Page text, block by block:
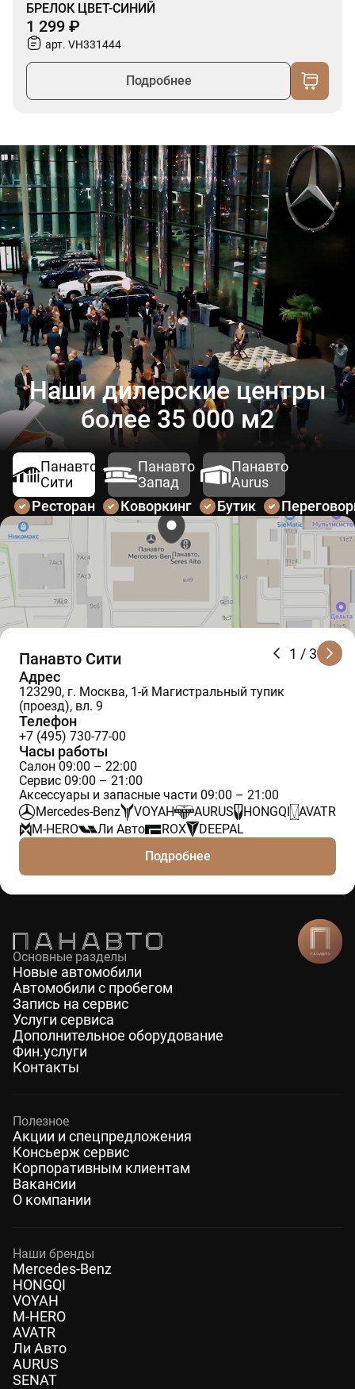
БРЕЛОК ЦВЕТ-СИНИЙ
1 299 ₽
арт. VH331444
Подробнее
Наши дилерские центры
более 35 000 м2
Панавто
Сити
Панавто
Запад
Панавто
Aurus
Ресторан
Коворкинг Бутик
1 / 3
Панавто Сити
Адрес
123290, г. Москва, 1-й Магистральный тупик
(проезд), вл. 9
Телефон
+7 (495) 730-77-00
Часы работы
Салон 09:00 – 22:00
Сервис 09:00 – 21:00
Аксессуары и запасные части 09:00 – 21:00
Mercedes-Benz
VOYAH AURUS HONGQI
AVATR
M-HERO
Ли Авто ROX
DEEPAL
Подробнее
Основные разделы
Новые автомобили
Автомобили с пробегом
Запись на сервис
Услуги сервиса
Дополнительное оборудование
Фин.услуги
Контакты
Полезное
Акции и спецпредложения
Консьерж сервис
Корпоративным клиентам
Вакансии
О компании
Наши бренды
Mercedes-Benz
HONGQI
VOYAH
M-HERO
AVATR
Ли Авто
AURUS
SENAT